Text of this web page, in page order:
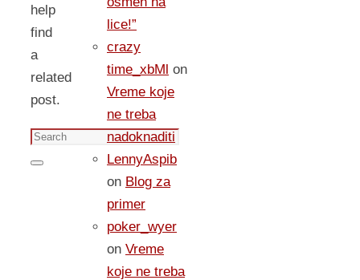
help
find
a
related
post.
Search
for:
Search
lice!”
crazy
time_xbMl on
Vreme koje
ne treba
nadoknaditi
LennyAspib
on Blog za
primer
poker_wyer
on Vreme
koje ne treba